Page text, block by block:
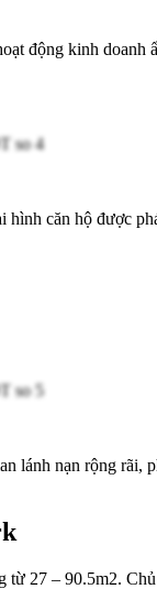
động kinh
hình căn hộ được
lánh nạn rộng
từ 27 – 90.5m2.